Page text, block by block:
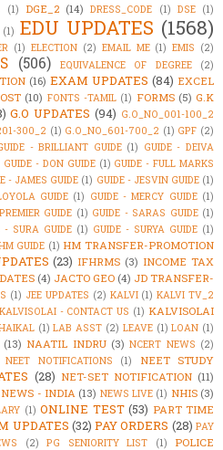
(1) DGE_2 (14) DRESS_CODE (1) DSE (1)
(1) EDU UPDATES (1568)
(1) ELECTION (2) EMAIL ME (1) EMIS (2)
(506) EQUIVALENCE OF DEGREE (2)
(16) EXAM UPDATES (84) EXCEL
(10) FONTS -TAMIL (1) FORMS (5) G.K
G.O UPDATES (94) G.O_NO_001-100_2
300_2 (1) G.O_NO_601-700_2 (1) GPF (2)
- BRILLIANT GUIDE (1) GUIDE - DEIVA
GUIDE - DON GUIDE (1) GUIDE - FULL MARKS
- JAMES GUIDE (1) GUIDE - JESVIN GUIDE (1)
GUIDE (1) GUIDE - MERCY GUIDE (1)
GUIDE (1) GUIDE - SARAS GUIDE (1)
- SURA GUIDE (1) GUIDE - SURYA GUIDE (1)
GUIDE (1) HM TRANSFER-PROMOTION
(23) IFHRMS (3) INCOME TAX
(4) JACTO GEO (4) JD TRANSFER-
(1) JEE UPDATES (2) KALVI (1) KALVI TV_2
KALVISOLAI - CONTACT US (1) KALVISOLAI
(1) LAB ASST (2) LEAVE (1) LOAN (1)
(13) NAATIL INDRU (3) NCERT NEWS (2)
NEET NOTIFICATIONS (1)
NEET STUDY
(28) NET-SET NOTIFICATION (11)
NEWS - INDIA (13) NEWS LIVE (1) NHIS (3)
(1) ONLINE TEST (53) PART TIME
UPDATES (32) PAY ORDERS (28) PAY
(2) PG SENIORITY LIST (1)
POLICE